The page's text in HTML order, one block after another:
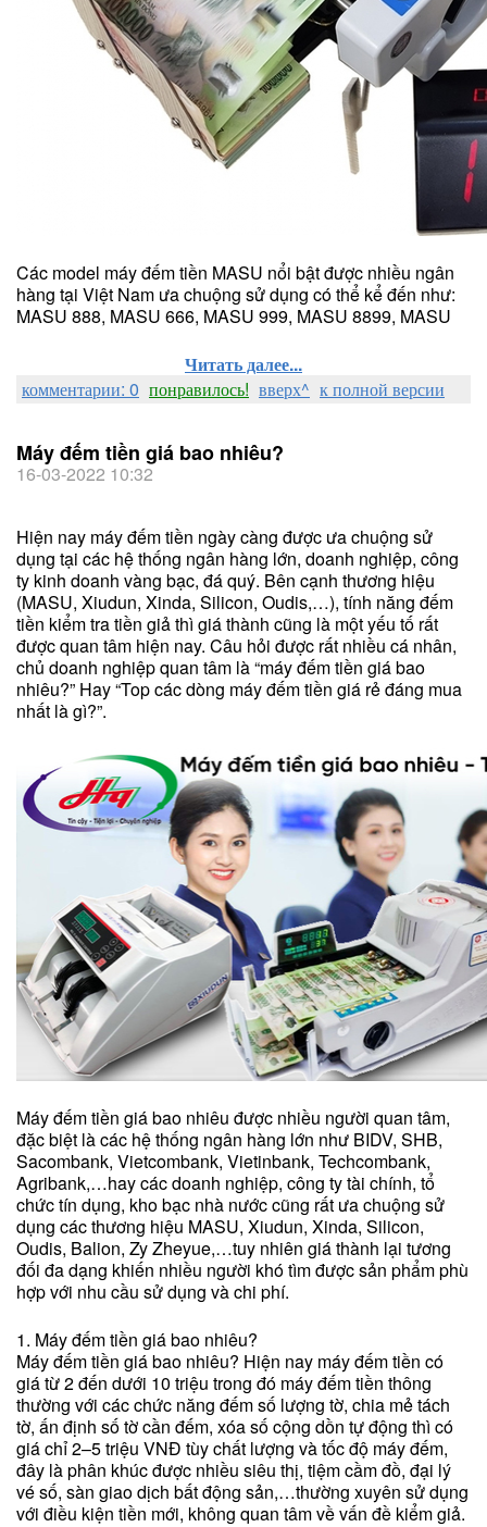
Các model máy đếm tiền MASU nổi bật được nhiều ngân
hàng tại Việt Nam ưa chuộng sử dụng có thể kể đến như:
MASU 888, MASU 666, MASU 999, MASU 8899, MASU
Читать далее...
комментарии: 0 понравилось! вверх^ к полной версии
Máy đếm tiền giá bao nhiêu?
16-03-2022 10:32
Hiện nay máy đếm tiền ngày càng được ưa chuộng sử
dụng tại các hệ thống ngân hàng lớn, doanh nghiệp, công
ty kinh doanh vàng bạc, đá quý. Bên cạnh thương hiệu
(MASU, Xiudun, Xinda, Silicon, Oudis,…), tính năng đếm
tiền kiểm tra tiền giả thì giá thành cũng là một yếu tố rất
được quan tâm hiện nay. Câu hỏi được rất nhiều cá nhân,
chủ doanh nghiệp quan tâm là “máy đếm tiền giá bao
nhiêu?” Hay “Top các dòng máy đếm tiền giá rẻ đáng mua
nhất là gì?”.
Máy đếm tiền giá bao nhiêu được nhiều người quan tâm,
đặc biệt là các hệ thống ngân hàng lớn như BIDV, SHB,
Sacombank, Vietcombank, Vietinbank, Techcombank,
Agribank,…hay các doanh nghiệp, công ty tài chính, tổ
chức tín dụng, kho bạc nhà nước cũng rất ưa chuộng sử
dụng các thương hiệu MASU, Xiudun, Xinda, Silicon,
Oudis, Balion, Zy Zheyue,…tuy nhiên giá thành lại tương
đối đa dạng khiến nhiều người khó tìm được sản phẩm phù
hợp với nhu cầu sử dụng và chi phí.
1. Máy đếm tiền giá bao nhiêu?
Máy đếm tiền giá bao nhiêu? Hiện nay máy đếm tiền có
giá từ 2 đến dưới 10 triệu trong đó máy đếm tiền thông
thường với các chức năng đếm số lượng tờ, chia mẻ tách
tờ, ấn định số tờ cần đếm, xóa số cộng dồn tự động thì có
giá chỉ 2–5 triệu VNĐ tùy chất lượng và tốc độ máy đếm,
đây là phân khúc được nhiều siêu thị, tiệm cầm đồ, đại lý
vé số, sàn giao dịch bất động sản,…thường xuyên sử dụng
với điều kiện tiền mới, không quan tâm về vấn đề kiểm giả.